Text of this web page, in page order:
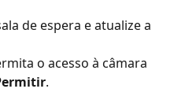
de espera e atualize a
o acesso à câmara
.